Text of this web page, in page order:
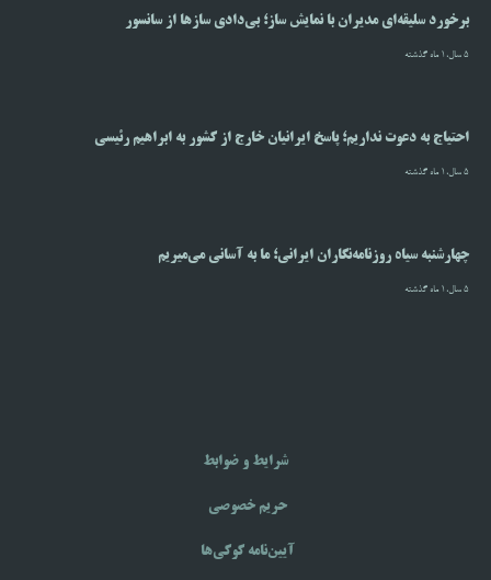
برخورد سلیقه‌ای مدیران با نمایش ساز؛ بی‌دادی سازها از سانسور
5 سال،1 ماه گذشته
احتیاج به دعوت نداریم؛ پاسخ ایرانیان خارج از کشور به ابراهیم رئیسی
5 سال،1 ماه گذشته
چهارشنبه سیاه روزنامه‌نگاران ایرانی؛ ما به آسانی می‌میریم
5 سال،1 ماه گذشته
شرایط و ضوابط
حریم خصوصی
آیین‌نامه‌ کوکی‌ها